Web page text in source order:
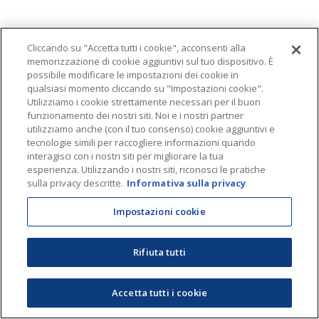
Cliccando su "Accetta tutti i cookie", acconsenti alla
memorizzazione di cookie aggiuntivi sul tuo dispositivo. È
possibile modificare le impostazioni dei cookie in
qualsiasi momento cliccando su "Impostazioni cookie".
Utilizziamo i cookie strettamente necessari per il buon
funzionamento dei nostri siti. Noi e i nostri partner
utilizziamo anche (con il tuo consenso) cookie aggiuntivi e
tecnologie simili per raccogliere informazioni quando
interagisci con i nostri siti per migliorare la tua
esperienza. Utilizzando i nostri siti, riconosci le pratiche
sulla privacy descritte. Informativa sulla privacy
Impostazioni cookie
Rifiuta tutti
Accetta tutti i cookie